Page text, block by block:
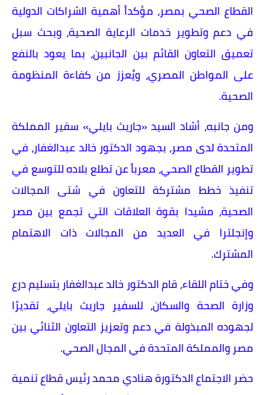
القطاع الصحي بمصر، مؤكداً أهمية الشراكات الدولية
في دعم وتطوير خدمات الرعاية الصحية، وبحث سبل
تعميق التعاون القائم بين الجانبين، بما يعود بالنفع
على المواطن المصري، ويُعزز من كفاءة المنظومة
الصحية.
ومن جانبه، أشاد السيد «جاريث بايلي» سفير المملكة
المتحدة لدى مصر، بجهود الدكتور خالد عبدالغفار، في
تطوير القطاع الصحي، معرباً عن تطلع بلاده للتوسع في
تنفيذ خطط مشتركة للتعاون في شتى المجالات
الصحية، مشيدا بقوة العلاقات التي تجمع بين مصر
وإنجلترا في العديد من المجالات ذات الاهتمام
المشترك.
وفي ختام اللقاء، قام الدكتور خالد عبدالغفار بتسليم درع
وزارة الصحة والسكان، للسفير جاريث بايلي، تقديرًا
لجهوده المبذولة في دعم وتعزيز التعاون الثنائي بين
مصر والمملكة المتحدة في المجال الصحي.
حضر الاجتماع الدكتورة هنادي محمد رئيس قطاع تنمية